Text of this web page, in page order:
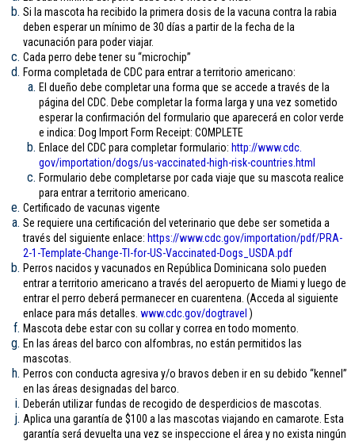
Si la mascota ha recibido la primera dosis de la vacuna contra la rabia
deben esperar un mínimo de 30 días a partir de la fecha de la
vacunación para poder viajar.
Cada perro debe tener su “microchip”
Forma completada de CDC para entrar a territorio americano:
El dueño debe completar una forma que se accede a través de la
página del CDC. Debe completar la forma larga y una vez sometido
esperar la confirmación del formulario que aparecerá en color verde
e indica: Dog Import Form Receipt: COMPLETE
Enlace del CDC para completar formulario: http://www.cdc.
gov/importation/dogs/us-vaccinated-high-risk-countries.html
Formulario debe completarse por cada viaje que su mascota realice
para entrar a territorio americano.
Certificado de vacunas vigente
Se requiere una certificación del veterinario que debe ser sometida a
través del siguiente enlace: https://www.cdc.gov/importation/pdf/PRA-
2-1-Template-Change-TI-for-US-Vaccinated-Dogs_USDA.pdf
Perros nacidos y vacunados en República Dominicana solo pueden
entrar a territorio americano a través del aeropuerto de Miami y luego de
entrar el perro deberá permanecer en cuarentena. (Acceda al siguiente
enlace para más detalles. www.cdc.gov/dogtravel )
Mascota debe estar con su collar y correa en todo momento.
En las áreas del barco con alfombras, no están permitidos las
mascotas.
Perros con conducta agresiva y/o bravos deben ir en su debido “kennel”
en las áreas designadas del barco.
Deberán utilizar fundas de recogido de desperdicios de mascotas.
Aplica una garantía de $100 a las mascotas viajando en camarote. Esta
garantía será devuelta una vez se inspeccione el área y no exista ningún